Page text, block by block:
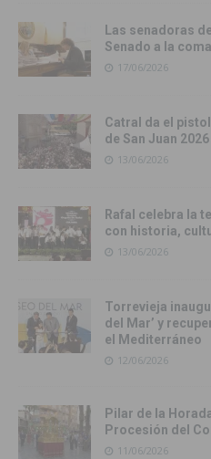
Las senadoras
Senado a la
17/06/2026
Catral da el
de San Juan
13/06/2026
Rafal celebra la
con historia,
13/06/2026
Torrevieja
del Mar’ y
el Mediterráneo
12/06/2026
Pilar de la
Procesión del
11/06/2026